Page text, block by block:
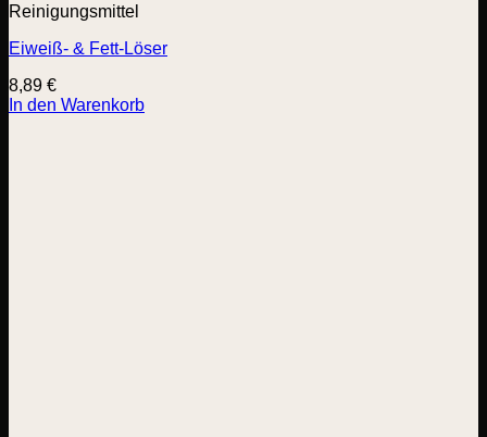
Reinigungsmittel
Eiweiß- & Fett-Löser
8,89 €
In den Warenkorb